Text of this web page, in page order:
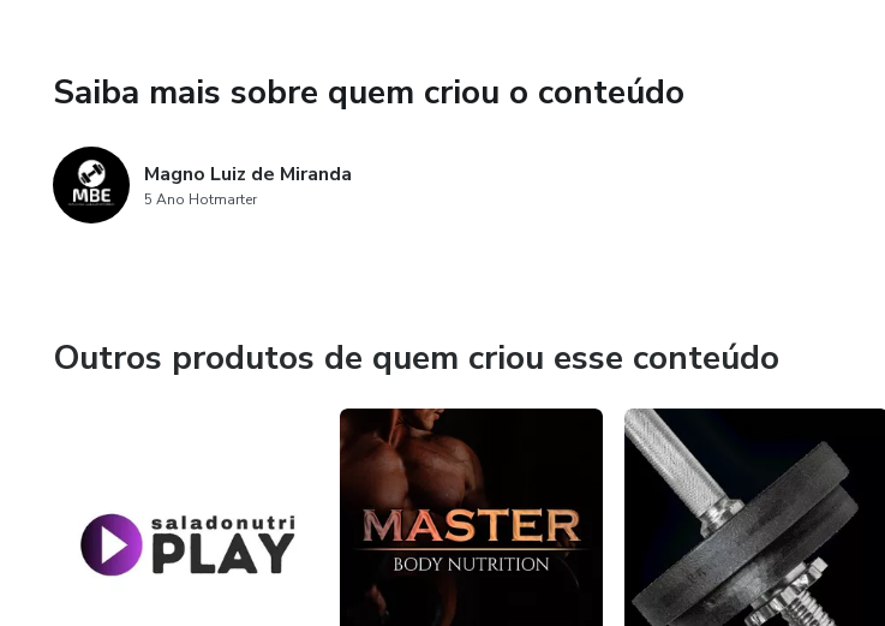
Saiba mais sobre quem criou o conteúdo
Magno Luiz de Miranda
5 Ano Hotmarter
Outros produtos de quem criou esse conteúdo